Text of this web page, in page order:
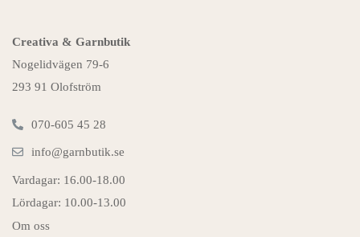
Creativa & Garnbutik
Nogelidvägen 79-6
293 91 Olofström
070-605 45 28
info@garnbutik.se
Vardagar: 16.00-18.00
Lördagar: 10.00-13.00
Om oss